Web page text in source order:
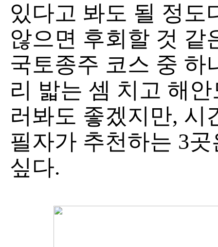
있다고 봐도 될 정도
않으면 후회할 것 같
국토종주 코스 중 하
리 밟는 셈 치고 해
러봐도 좋겠지만, 시
필자가 추천하는 3
싶다.